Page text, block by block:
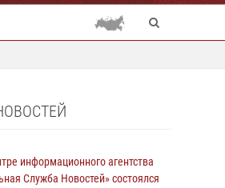
информационного агентства
Служба Новостей» состоялся